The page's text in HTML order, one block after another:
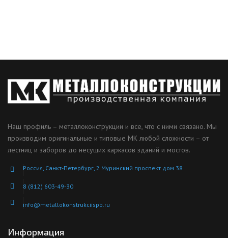
Наш профиль – металлоконструкции и все, что с ними связано. Мы
производим оригинальные и типовые МК любой сложности – от
лестниц и заборов до несущих каркасов зданий и мостов.
Россия, Санкт-Петербург, 2 Муринский проспект дом 38
8 (812) 603-49-30
info@metallokonstrukciispb.ru
Информация